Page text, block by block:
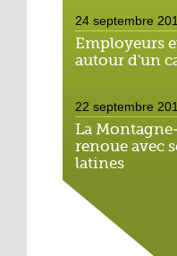
24 septembre
Employeurs
autour d'un
22 septembre
La
renoue avec
latines
22 septembre
Un Carrefour
l'Elsau